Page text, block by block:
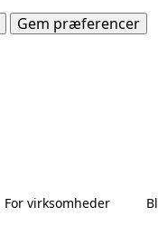
Gem præferencer
For virksomheder